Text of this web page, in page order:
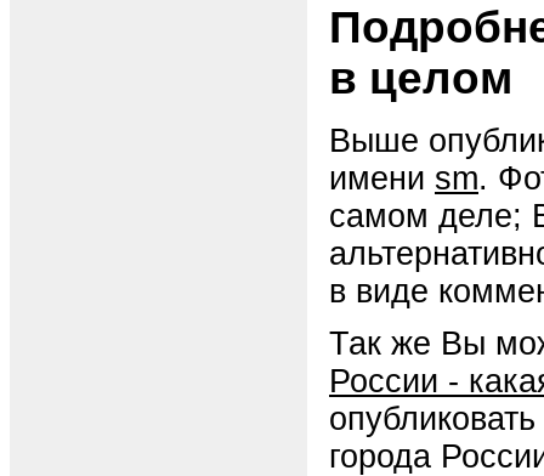
в целом
Выше
имени sm.
самом деле;
в виде
Так же Вы
России -
города